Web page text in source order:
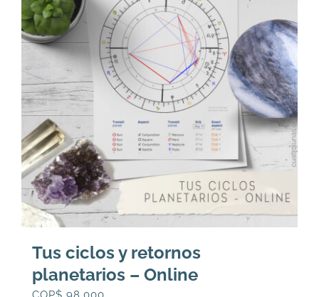
Tus ciclos y retornos
planetarios – Online